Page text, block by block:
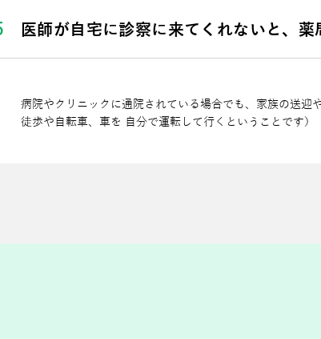
医師が⾃宅に診察に来てくれないと、
病院やクリニックに通院されている場合でも、家族の送迎
徒歩や⾃転⾞、⾞を ⾃分で運転して⾏くということです）